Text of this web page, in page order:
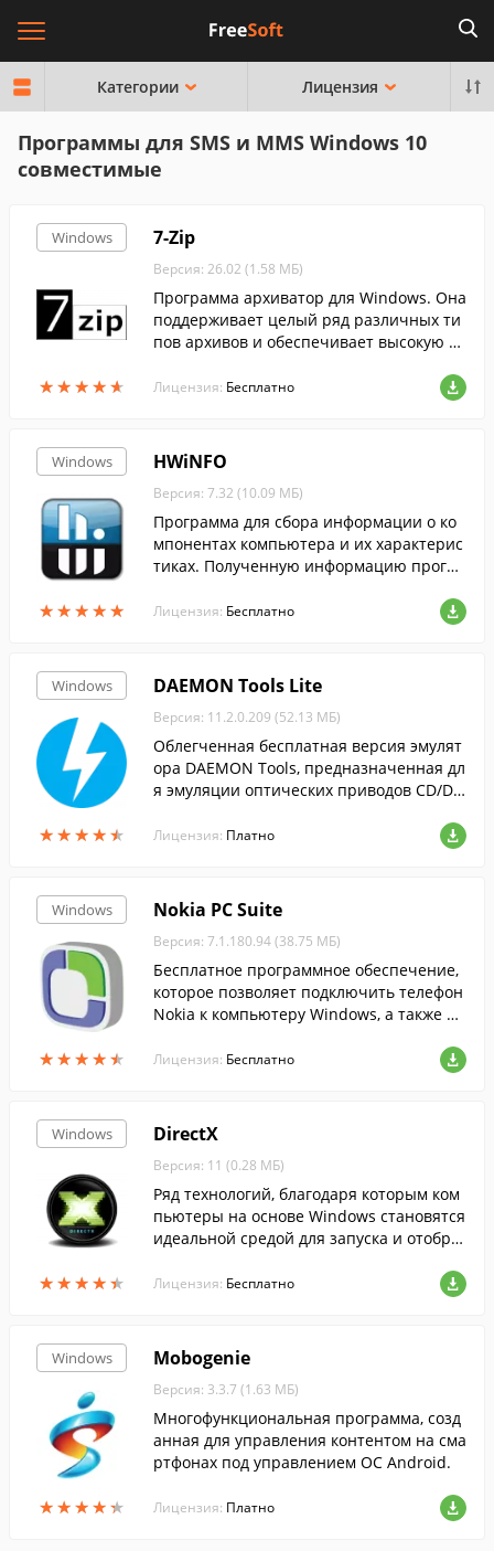
Категории Лицензия
Программы для SMS и MMS Windows 10
совместимые
Windows
★★★★★
★★★★★
7-Zip
Версия: 26.02 (1.58 МБ)
Программа архиватор для Windows. Она
поддерживает целый ряд различных ти
пов архивов и обеспечивает высокую ст
Лицензия: Бесплатно
Windows
★★★★★
★★★★★
HWiNFO
Версия: 7.32 (10.09 МБ)
Программа для сбора информации о ко
мпонентах компьютера и их характерис
тиках. Полученную информацию програ
ML и HTML.
Лицензия: Бесплатно
Windows
★★★★★
★★★★★
DAEMON Tools Lite
Версия: 11.2.0.209 (52.13 МБ)
Облегченная бесплатная версия эмулят
ора DAEMON Tools, предназначенная дл
я эмуляции оптических приводов CD/DV
Лицензия: Платно
Windows
★★★★★
★★★★★
Nokia PC Suite
Версия: 7.1.180.94 (38.75 МБ)
Бесплатное программное обеспечение,
которое позволяет подключить телефон
Nokia к компьютеру Windows, а также пе
Лицензия: Бесплатно
Windows
★★★★★
★★★★★
DirectX
Версия: 11 (0.28 МБ)
Ряд технологий, благодаря которым ком
пьютеры на основе Windows становятся
идеальной средой для запуска и отобра
и мультимедиа....
Лицензия: Бесплатно
Windows
★★★★★
★★★★★
Mobogenie
Версия: 3.3.7 (1.63 МБ)
Многофункциональная программа, созд
анная для управления контентом на сма
ртфонах под управлением ОС Android.
Лицензия: Платно